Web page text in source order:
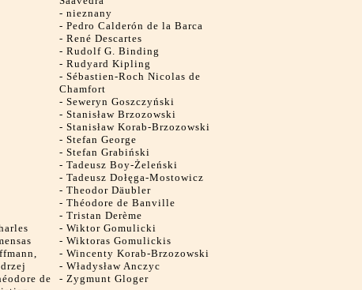
de
- nieznany
- Pedro Calderón de la Barca
- René Descartes
- Rudolf G. Binding
- Rudyard Kipling
- Sébastien-Roch Nicolas de
Chamfort
- Seweryn Goszczyński
- Stanisław Brzozowski
- Stanisław Korab-Brzozowski
- Stefan George
- Stefan Grabiński
- Tadeusz Boy-Żeleński
- Tadeusz Dołęga-Mostowicz
- Theodor Däubler
- Théodore de Banville
- Tristan Derème
- Wiktor Gomulicki
- Wiktoras Gomulickis
- Wincenty Korab-Brzozowski
- Władysław Anczyc
- Zygmunt Gloger